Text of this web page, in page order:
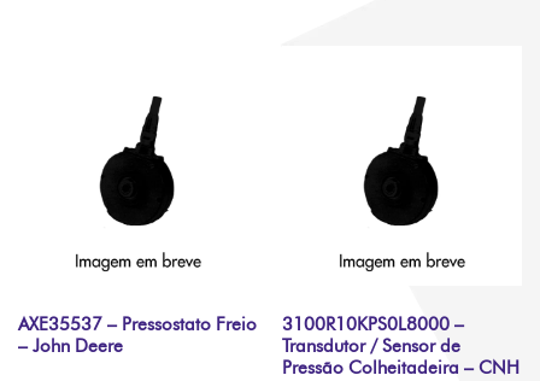
AXE35537 – Pressostato Freio
– John Deere
3100R10KPS0L8000 –
Transdutor / Sensor de
Pressão Colheitadeira – CNH